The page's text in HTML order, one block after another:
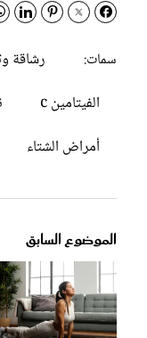
سمات:
رشاقة
الفيتامين c
أمراض الشتاء
الموضوع السابق